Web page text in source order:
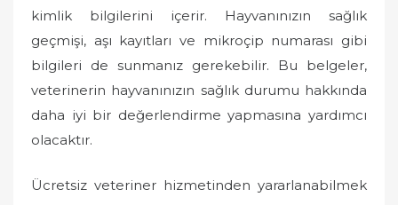
kimlik bilgilerini içerir. Hayvanınızın sağlık
geçmişi, aşı kayıtları ve mikroçip numarası gibi
bilgileri de sunmanız gerekebilir. Bu belgeler,
veterinerin hayvanınızın sağlık durumu hakkında
daha iyi bir değerlendirme yapmasına yardımcı
olacaktır.
Ücretsiz veteriner hizmetinden yararlanabilmek